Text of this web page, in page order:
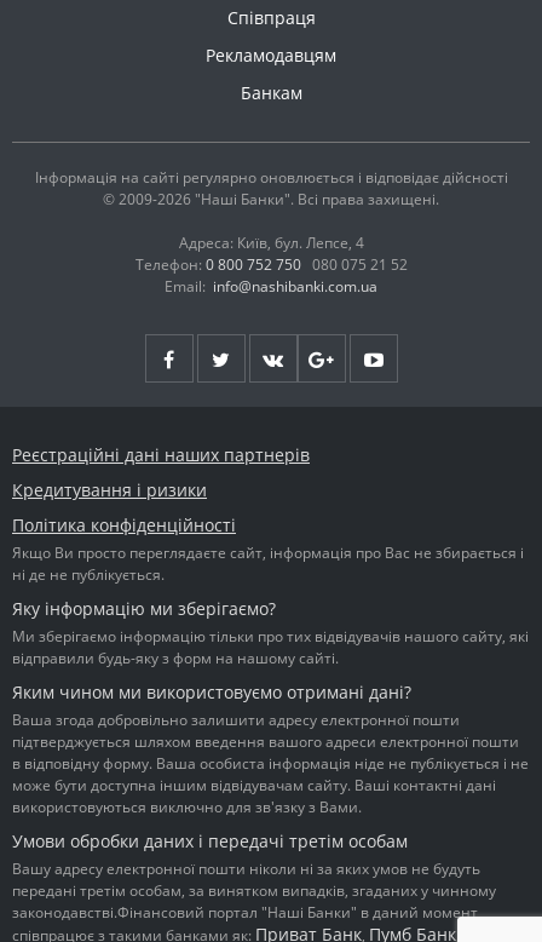
Співпраця
Рекламодавцям
Банкам
Інформація на сайті регулярно оновлюється і відповідає дійсності
© 2009-2026 "Наші Банки". Всі права захищені.
Адреса: Київ, бул. Лепсе, 4
Телефон: 0 800 752 750 080 075 21 52
Email: info@nashibanki.com.ua
Реєстраційні дані наших партнерів
Кредитування і ризики
Політика конфіденційності
Якщо Ви просто переглядаєте сайт, інформація про Вас не збирається і
ні де не публікується.
Яку інформацію ми зберігаємо?
Ми зберігаємо інформацію тільки про тих відвідувачів нашого сайту, які
відправили будь-яку з форм на нашому сайті.
Яким чином ми використовуємо отримані дані?
Ваша згода добровільно залишити адресу електронної пошти
підтверджується шляхом введення вашого адреси електронної пошти
в відповідну форму. Ваша особиста інформація ніде не публікується і не
може бути доступна іншим відвідувачам сайту. Ваші контактні дані
використовуються виключно для зв'язку з Вами.
Умови обробки даних і передачі третім особам
Вашу адресу електронної пошти ніколи ні за яких умов не будуть
передані третім особам, за винятком випадків, згаданих у чинному
законодавстві.Фінансовий портал "Наші Банки" в даний момент
співпрацює з такими банками як: Приват Банк, Пумб Банк